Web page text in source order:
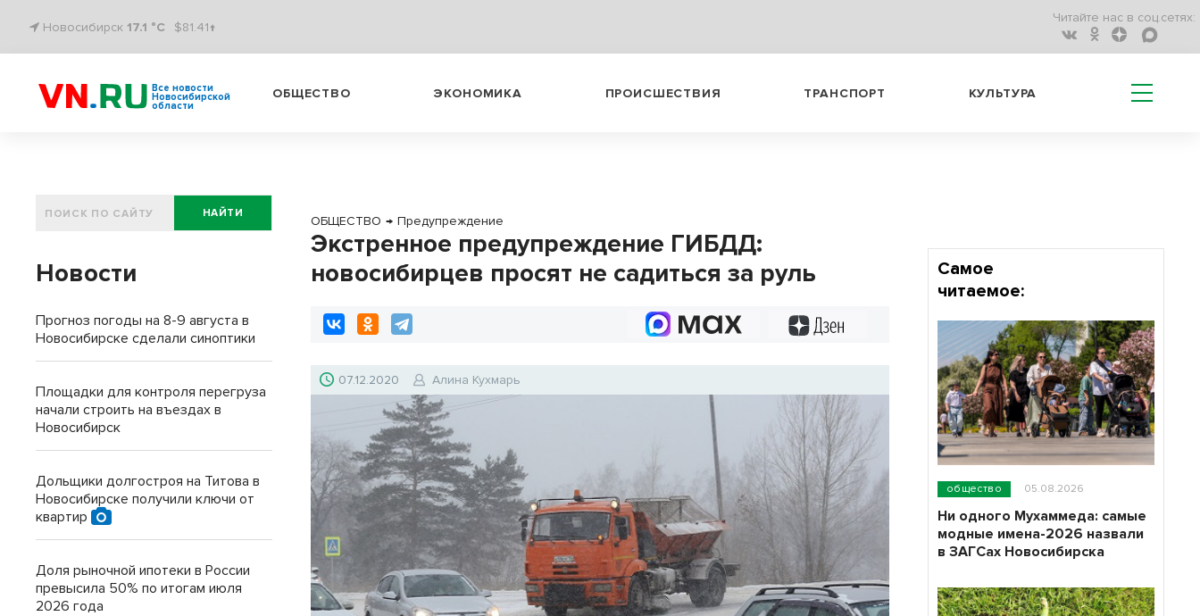
Новосибирск 17.1 °C $81.41↑
Читайте нас в соц.сетях:
Все новости
Новосибирской
области
ОБЩЕСТВО ЭКОНОМИКА ПРОИСШЕСТВИЯ ТРАНСПОРТ КУЛЬТУРА
ОБЩЕСТВО → Предупреждение
Экстренное предупреждение ГИБДД:
новосибирцев просят не садиться за руль
07.12.2020 Алина Кухмарь
НАЙТИ
Новости
Прогноз погоды на 8-9 августа в
Новосибирске сделали синоптики
Площадки для контроля перегруза
начали строить на въездах в
Новосибирск
Дольщики долгостроя на Титова в
Новосибирске получили ключи от
квартир
Доля рыночной ипотеки в России
превысила 50% по итогам июля
2026 года
Самое
читаемое:
общество 05.08.2026
Ни одного Мухаммеда: самые
модные имена-2026 назвали
в ЗАГСах Новосибирска